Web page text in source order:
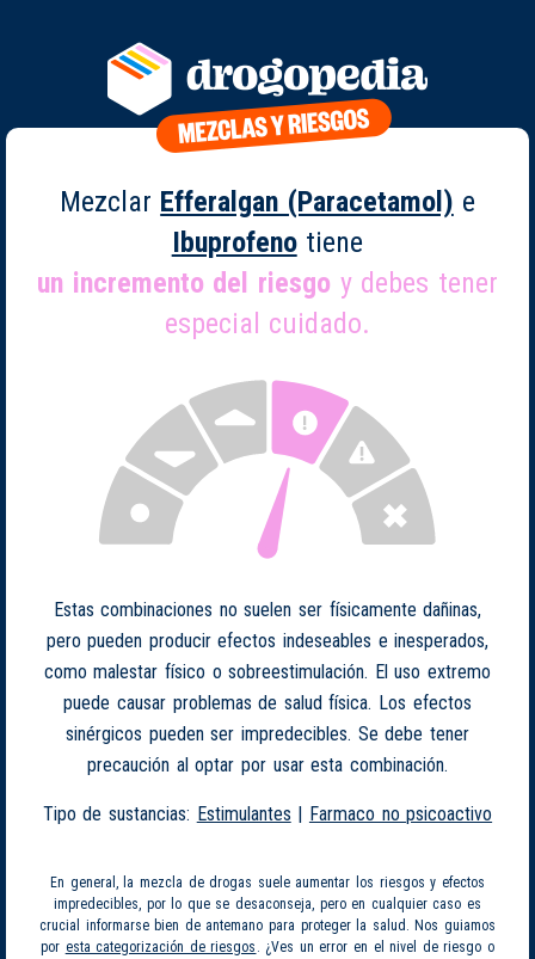
Mezclar Efferalgan (Paracetamol) e
Ibuprofenotiene
un incremento del riesgo y debes tener
especial cuidado.
Estas combinaciones no suelen ser físicamente dañinas,
pero pueden producir efectos indeseables e inesperados,
como malestar físico o sobreestimulación. El uso extremo
puede causar problemas de salud física. Los efectos
sinérgicos pueden ser impredecibles. Se debe tener
precaución al optar por usar esta combinación.
Tipo de sustancias: Estimulantes | Farmaco no psicoactivo
En general, la mezcla de drogas suele aumentar los riesgos y efectos
impredecibles, por lo que se desaconseja, pero en cualquier caso es
crucial informarse bien de antemano para proteger la salud. Nos guiamos
por esta categorización de riesgos . ¿Ves un error en el nivel de riesgo o